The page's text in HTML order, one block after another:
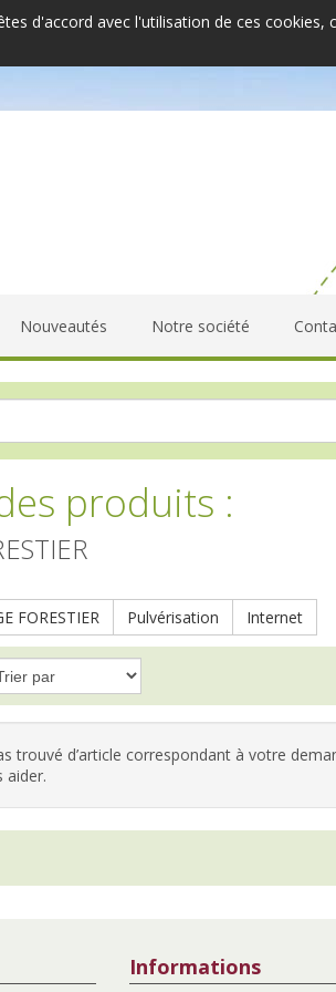
d'accord avec l'utilisation de ces cookies,
Nouveautés Notre société
produits :
FORESTIER Pulvérisation Internet
trouvé d’article correspondant à votre
aider.
Informations